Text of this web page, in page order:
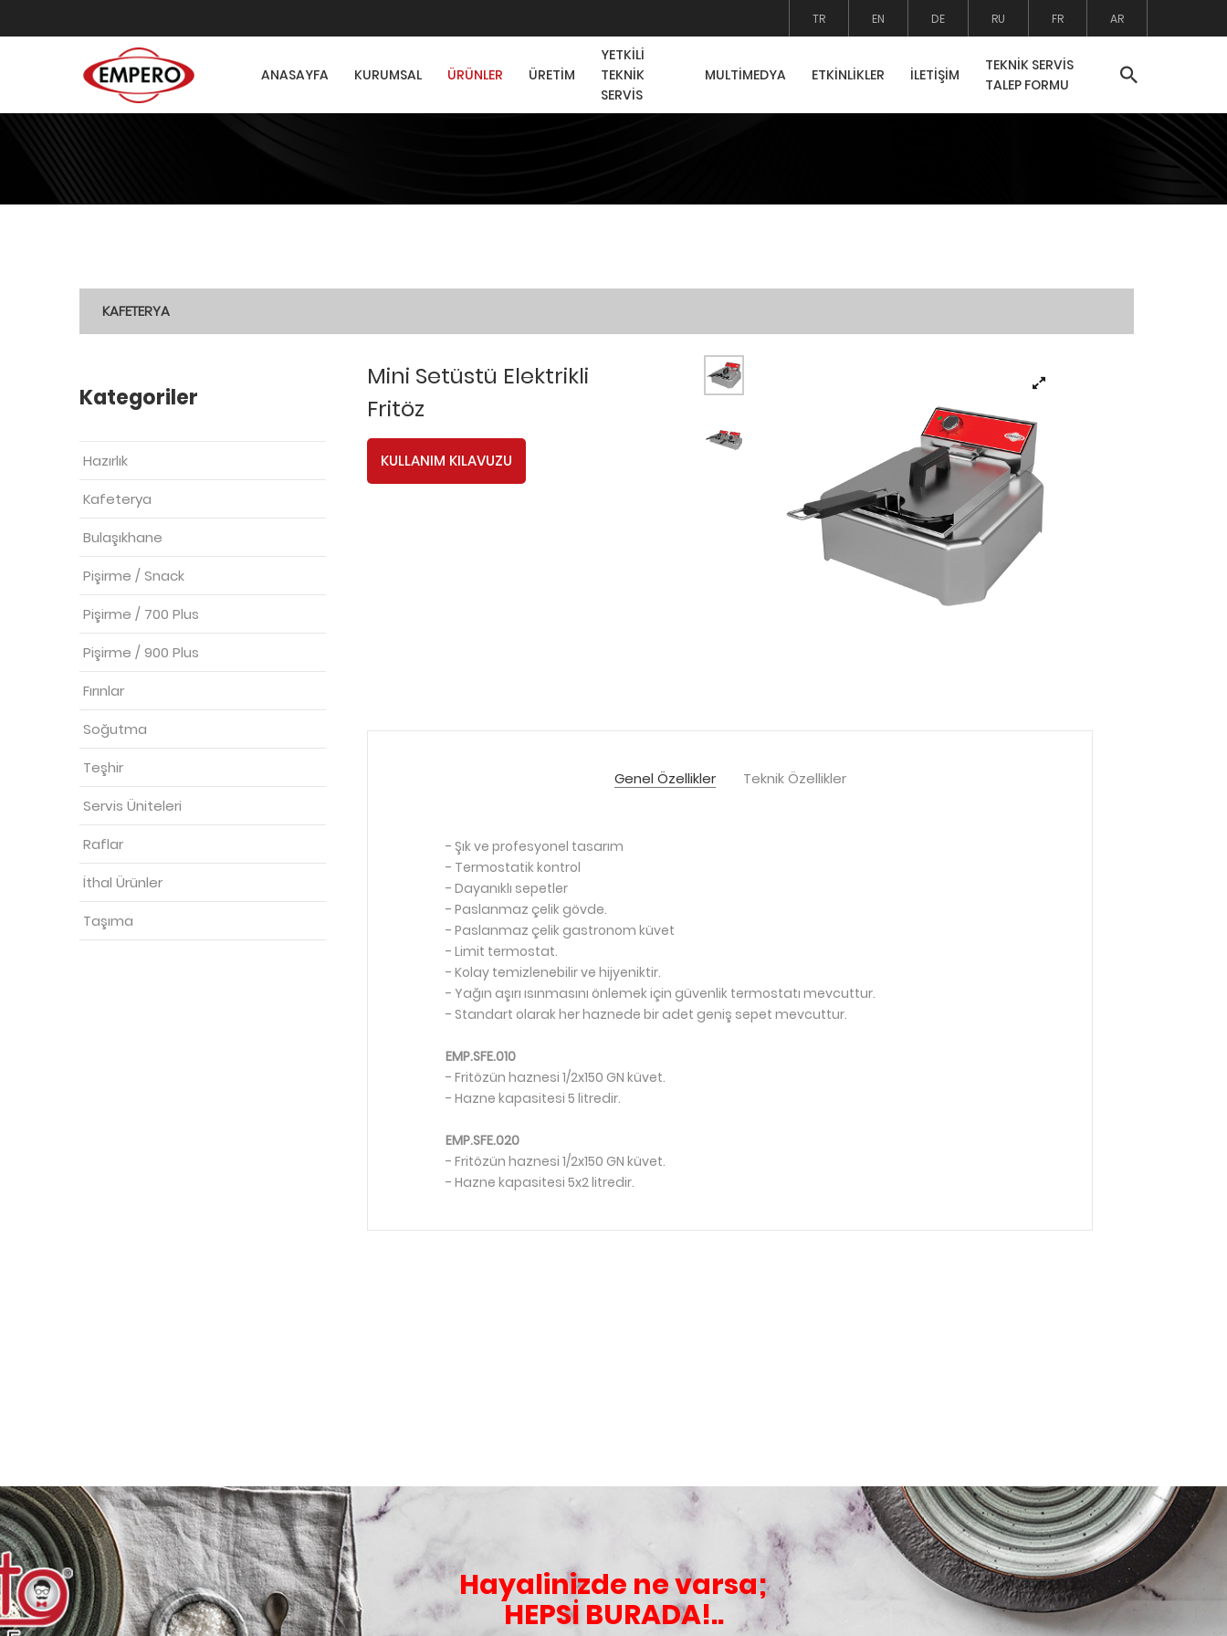
TR EN DE RU FR AR
ANASAYFA KURUMSAL ÜRÜNLER ÜRETİM
YETKİLİ
TEKNİK
SERVİS
MULTİMEDYA ETKİNLİKLER İLETİŞİM
TEKNİK SERVİS
TALEP FORMU
KAFETERYA
Kategoriler
Hazırlık
Kafeterya
Bulaşıkhane
Pişirme / Snack
Pişirme / 700 Plus
Pişirme / 900 Plus
Fırınlar
Soğutma
Teşhir
Servis Üniteleri
Raflar
İthal Ürünler
Taşıma
Mini Setüstü Elektrikli
Fritöz
KULLANIM KILAVUZU
Genel Özellikler Teknik Özellikler
- Şık ve profesyonel tasarım
- Termostatik kontrol
- Dayanıklı sepetler
- Paslanmaz çelik gövde.
- Paslanmaz çelik gastronom küvet
- Limit termostat.
- Kolay temizlenebilir ve hijyeniktir.
- Yağın aşırı ısınmasını önlemek için güvenlik termostatı mevcuttur.
- Standart olarak her haznede bir adet geniş sepet mevcuttur.
EMP.SFE.010
- Fritözün haznesi 1/2x150 GN küvet.
- Hazne kapasitesi 5 litredir.
EMP.SFE.020
- Fritözün haznesi 1/2x150 GN küvet.
- Hazne kapasitesi 5x2 litredir.
Hayalinizde ne varsa;
HEPSİ BURADA!..